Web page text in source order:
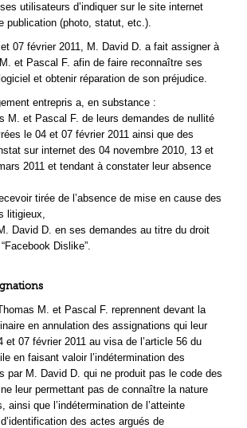
utilisateurs d’indiquer sur le site internet
publication (photo, statut, etc.).
07 février 2011, M. David D. a fait assigner à
et Pascal F. afin de faire reconnaître ses
et obtenir réparation de son préjudice.
entrepris a, en substance :
M. et Pascal F. de leurs demandes de nullité
le 04 et 07 février 2011 ainsi que des
sur internet des 04 novembre 2010, 13 et
2011 et tendant à constater leur absence
tirée de l’absence de mise en cause des
litigieux,
David D. en ses demandes au titre du droit
Dislike”.
M. et Pascal F. reprennent devant la
en annulation des assignations qui leur
07 février 2011 au visa de l’article 56 du
en faisant valoir l’indétermination des
par M. David D. qui ne produit pas le code des
leur permettant pas de connaître la nature
ainsi que l’indétermination de l’atteinte
des actes argués de